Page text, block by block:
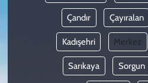
Çandır Çayıralan
Kadışehri Merkez
Sarıkaya Sorgun